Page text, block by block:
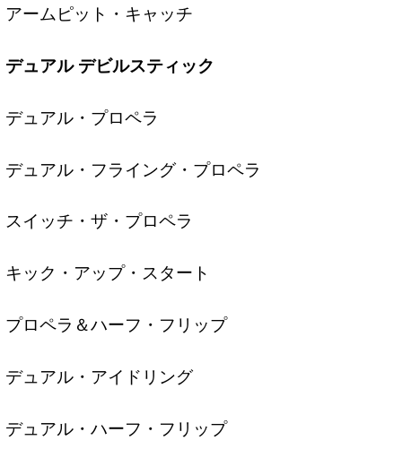
アームピット・キャッチ
デュアル デビルスティック
デュアル・プロペラ
デュアル・フライング・プロペラ
スイッチ・ザ・プロペラ
キック・アップ・スタート
プロペラ＆ハーフ・フリップ
デュアル・アイドリング
デュアル・ハーフ・フリップ